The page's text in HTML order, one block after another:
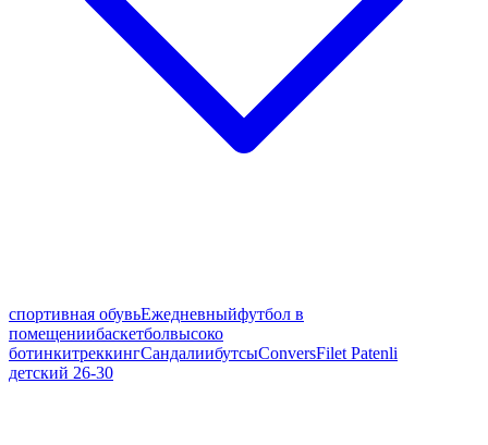
спортивная обувьЕжедневныйфутбол в
помещениибаскетболвысоко
ботинкитреккингСандалиибутсыConversFilet Patenli
детский 26-30